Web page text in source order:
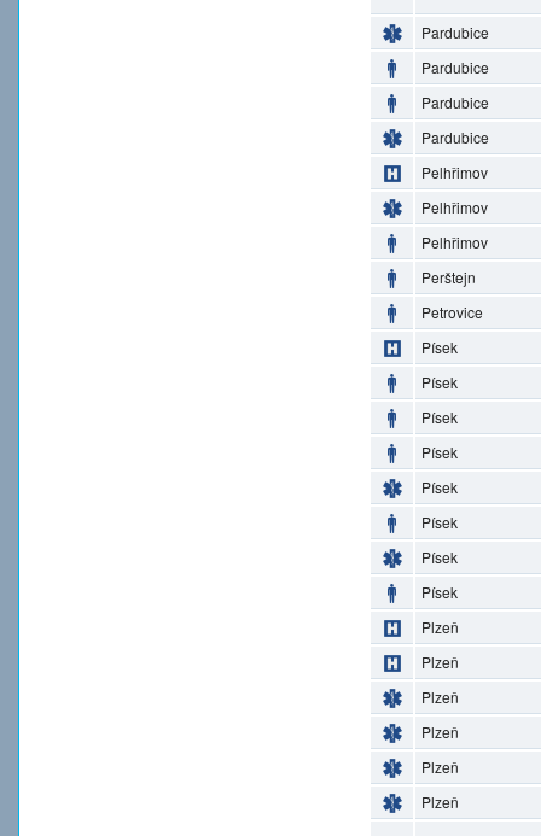
Pardubice
Pardubice
Pardubice
Pardubice
Pelhřimov
Pelhřimov
Pelhřimov
Perštejn
Petrovice
Písek
Písek
Písek
Písek
Písek
Písek
Písek
Písek
Plzeň
Plzeň
Plzeň
Plzeň
Plzeň
Plzeň